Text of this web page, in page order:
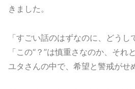
きました。
「すごい話のはずなのに、どうし
「この“？”は慎重さなのか、それ
ユタさんの中で、希望と警戒がせ